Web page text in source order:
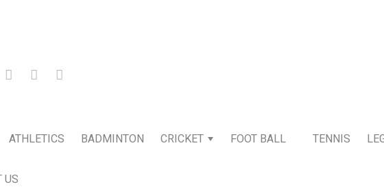
ATHLETICS BADMINTON CRICKET FOOT BALL TENNIS
US